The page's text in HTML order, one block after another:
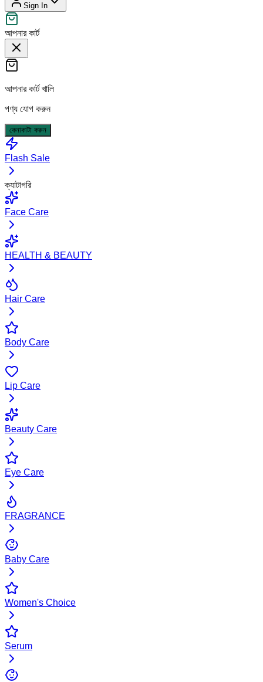
Sign In
আপনার কার্ট
আপনার কার্ট খালি
পণ্য যোগ করুন
কেনাকাটা করুন
Flash Sale
ক্যাটাগরি
Face Care
HEALTH & BEAUTY
Hair Care
Body Care
Lip Care
Beauty Care
Eye Care
FRAGRANCE
Baby Care
Women's Choice
Serum